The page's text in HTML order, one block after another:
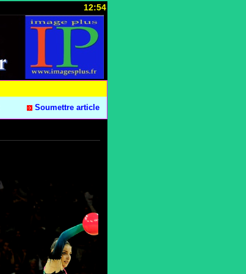
12:54
Soumettre article